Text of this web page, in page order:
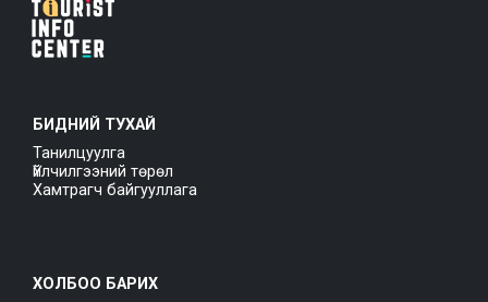
БИДНИЙ ТУХАЙ
Танилцуулга
Үйлчилгээний төрөл
Хамтрагч байгууллага
ХОЛБОО БАРИХ